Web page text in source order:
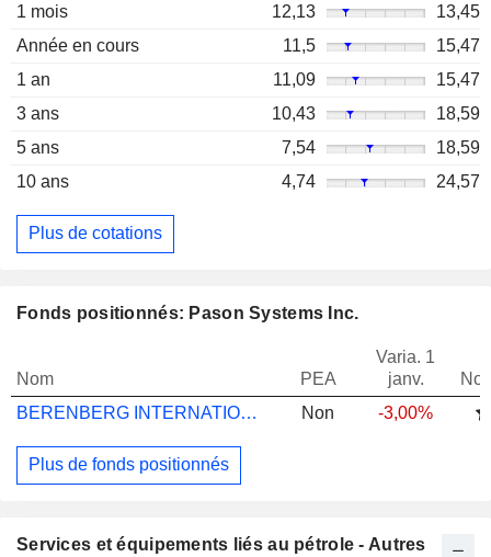
1 mois
12,13
13,45
Année en cours
11,5
15,47
1 an
11,09
15,47
3 ans
10,43
18,59
5 ans
7,54
18,59
10 ans
4,74 24,57
Plus de cotations
Fonds positionnés: Pason Systems Inc.
Nom PEA
Varia. 1
janv.
BERENBERG INTERNATIONAL MICRO CAP M A
Non -3,00%
Plus de fonds positionnés
Services et équipements liés au pétrole - Autres